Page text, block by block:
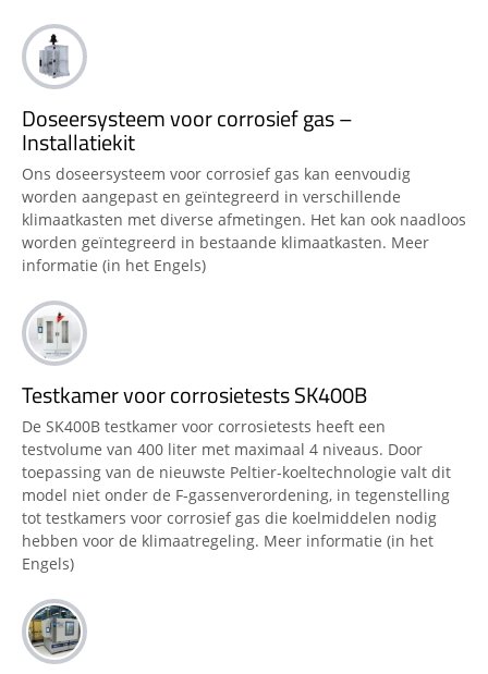
Doseersysteem voor corrosief gas –
Installatiekit
Ons doseersysteem voor corrosief gas kan eenvoudig
worden aangepast en geïntegreerd in verschillende
klimaatkasten met diverse afmetingen. Het kan ook naadloos
worden geïntegreerd in bestaande klimaatkasten. Meer
informatie (in het Engels)
Testkamer voor corrosietests SK400B
De SK400B testkamer voor corrosietests heeft een
testvolume van 400 liter met maximaal 4 niveaus. Door
toepassing van de nieuwste Peltier-koeltechnologie valt dit
model niet onder de F-gassenverordening, in tegenstelling
tot testkamers voor corrosief gas die koelmiddelen nodig
hebben voor de klimaatregeling. Meer informatie (in het
Engels)